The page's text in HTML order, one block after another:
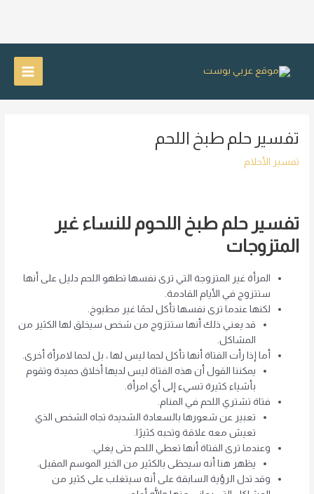
Main
تفسير حلم طبخ اللحم
تفسير الأحلام
تفسير حلم طبخ اللحوم للنساء غير
المتزوجات
المرأة غير المتزوجة التي ترى نفسها تطهو اللحم دليل على أنها
ستتزوج في الأيام القادمة.
لكنها عندما ترى نفسها تأكل لحمًا غير مطبوخ.
قد يعني ذلك أنها ستتزوج من شخص سيخلق لها الكثير من
المشاكل.
أما إذا رأت الفتاة أنها تأكل لحما ليس لها ، بل لحما لامرأة أخرى.
يمكننا القول أن هذه الفتاة ليس لديها أخلاق حميدة وتقوم
بأشياء كثيرة تسيء إلى أي امرأة.
فتاة تشتري اللحم في المنام.
تعبير عن شعورها بالسعادة الشديدة تجاه الشخص الذي
تعيش معه علاقة وتحبه كثيرًا.
وعندما ترى الفتاة أنها تعطي اللحم حتى يغلي.
يظهر هنا أنه سيحظى بالكثير من الخير الموسم المقبل.
وقد تدل الرؤية السابقة على أنه سيتغلب على كثير من